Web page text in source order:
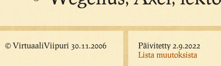
© VirtuaaliViipuri 30.11.2006
Päivitetty 2.9.2022
Lista muutoksista